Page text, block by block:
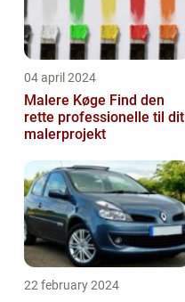
04 april 2024
Malere Køge Find den
rette professionelle til dit
malerprojekt
22 february 2024